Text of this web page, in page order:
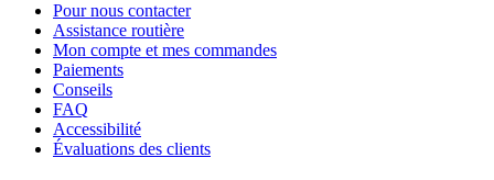
Pour nous contacter
Assistance routière
Mon compte et mes commandes
Paiements
Conseils
FAQ
Accessibilité
Évaluations des clients